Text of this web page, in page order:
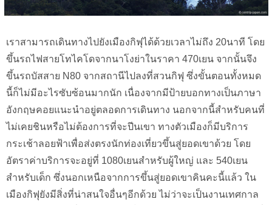
เราสามารถเดินทางไปยังเมืองกิฟุได้ด้วยเวลาไม่ถึง 20นาที โดย
ขึ้นรถไฟสายโทไคโดจากนาโงย่าในราคา 470เยน จากนั้นจึง
ขึ้นรถบัสสาย N80 จากสถานีไปลงที่สวนกิฟุ ซึ่งขั้นตอนทั้งหมด
นี้ก็ไม่มีอะไรซับซ้อนมากนัก เนื่องจากมีป้ายบอกทางเป็นภาษา
อังกฤษคอยแนะนำอยู่ตลอดการเดินทาง นอกจากนี้สำหรับคนที่
ไม่เคยชินหรือไม่ต้องการที่จะปีนเขา ทางตัวเมืองก็มีบริการ
กระเช้าลอยฟ้าเพื่อส่งตรงนักท่องเที่ยวขึ้นสู่ยอดเขาด้วย โดย
อัตราค่าบริการจะอยู่ที่ 1080เยนสำหรับผู้ใหญ่ และ 540เยน
สำหรับเด็ก ซึ่งนอกเหนือจากการขึ้นสู่ยอดเขาคินคะนี้แล้ว ใน
เมืองกิฟุยังมีสิ่งที่น่าสนใจอื่นๆอีกด้วย ไม่ว่าจะเป็นงานเทศกาล